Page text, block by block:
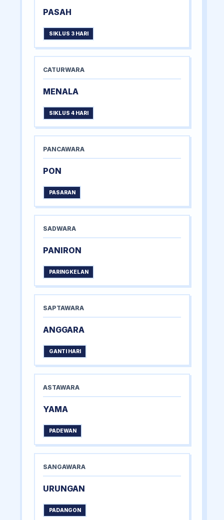
PASAH
SIKLUS 3 HARI
CATURWARA
MENALA
SIKLUS 4 HARI
PANCAWARA
PON
PASARAN
SADWARA
PANIRON
PARINGKELAN
SAPTAWARA
ANGGARA
GANTI HARI
ASTAWARA
YAMA
PADEWAN
SANGAWARA
URUNGAN
PADANGON